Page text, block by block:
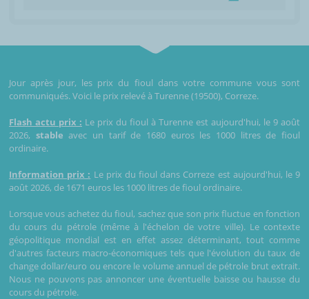
Jour après jour, les prix du fioul dans votre commune vous sont
communiqués. Voici le prix relevé à Turenne (19500), Correze.
Flash actu prix : Le prix du fioul à Turenne est aujourd'hui, le 9 août
2026, stable avec un tarif de 1680 euros les 1000 litres de fioul
ordinaire.
Information prix : Le prix du fioul dans Correze est aujourd'hui, le 9
août 2026, de 1671 euros les 1000 litres de fioul ordinaire.
Lorsque vous achetez du fioul, sachez que son prix fluctue en fonction
du cours du pétrole (même à l'échelon de votre ville). Le contexte
géopolitique mondial est en effet assez déterminant, tout comme
d'autres facteurs macro-économiques tels que l'évolution du taux de
change dollar/euro ou encore le volume annuel de pétrole brut extrait.
Nous ne pouvons pas annoncer une éventuelle baisse ou hausse du
cours du pétrole.